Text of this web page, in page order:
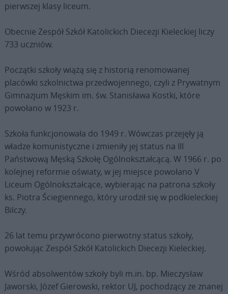
pierwszej klasy liceum.
Obecnie Zespół Szkół Katolickich Diecezji Kieleckiej liczy
733 uczniów.
Początki szkoły wiążą się z historią renomowanej
placówki szkolnictwa przedwojennego, czyli z Prywatnym
Gimnazjum Męskim im. św. Stanisława Kostki, które
powołano w 1923 r.
Szkoła funkcjonowała do 1949 r. Wówczas przejęły ją
władze komunistyczne i zmieniły jej status na III
Państwową Męską Szkołę Ogólnokształcącą. W 1966 r. po
kolejnej reformie oświaty, w jej miejsce powołano V
Liceum Ogólnokształcące, wybierając na patrona szkoły
ks. Piotra Ściegiennego, który urodził się w podkieleckiej
Bilczy.
26 lat temu przywrócono pierwotny status szkoły,
powołując Zespół Szkół Katolickich Diecezji Kieleckiej.
Wśród absolwentów szkoły byli m.in. bp. Mieczysław
Jaworski, Józef Gierowski, rektor UJ, pochodzący ze znanej